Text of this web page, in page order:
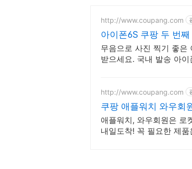
http://www.coupang.com
아이폰6S 쿠팡 두 번
무음으로 사진 찍기 좋은
받으세요. 국내 발송 아
http://www.coupang.com
쿠팡 애플워치 와우회
애플워치, 와우회원은 로
내일도착! 꼭 필요한 제